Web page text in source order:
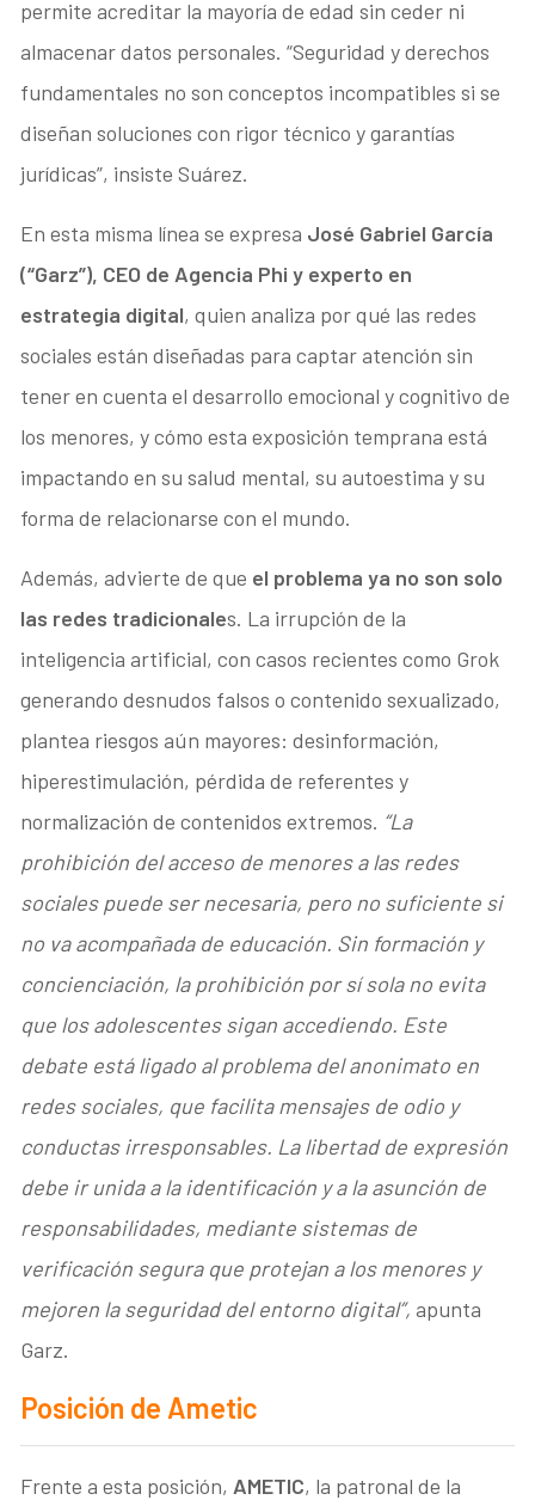
permite acreditar la mayoría de edad sin ceder ni
almacenar datos personales. “Seguridad y derechos
fundamentales no son conceptos incompatibles si se
diseñan soluciones con rigor técnico y garantías
jurídicas”, insiste Suárez.
En esta misma línea se expresa José Gabriel García
(“Garz”), CEO de Agencia Phi y experto en
estrategia digital, quien analiza por qué las redes
sociales están diseñadas para captar atención sin
tener en cuenta el desarrollo emocional y cognitivo de
los menores, y cómo esta exposición temprana está
impactando en su salud mental, su autoestima y su
forma de relacionarse con el mundo.
Además, advierte de que el problema ya no son solo
las redes tradicionales. La irrupción de la
inteligencia artificial, con casos recientes como Grok
generando desnudos falsos o contenido sexualizado,
plantea riesgos aún mayores: desinformación,
hiperestimulación, pérdida de referentes y
normalización de contenidos extremos. “La
prohibición del acceso de menores a las redes
sociales puede ser necesaria, pero no suficiente si
no va acompañada de educación. Sin formación y
concienciación, la prohibición por sí sola no evita
que los adolescentes sigan accediendo. Este
debate está ligado al problema del anonimato en
redes sociales, que facilita mensajes de odio y
conductas irresponsables. La libertad de expresión
debe ir unida a la identificación y a la asunción de
responsabilidades, mediante sistemas de
verificación segura que protejan a los menores y
mejoren la seguridad del entorno digital”,apunta
Garz.
Posición de Ametic
Frente a esta posición, AMETIC, la patronal de la